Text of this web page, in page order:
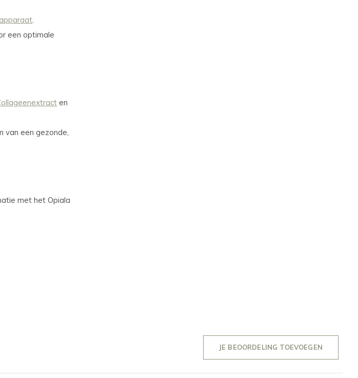
.
een optimale
en
van een gezonde,
met het Opiala
JE BEOORDELING TOEVOEGEN